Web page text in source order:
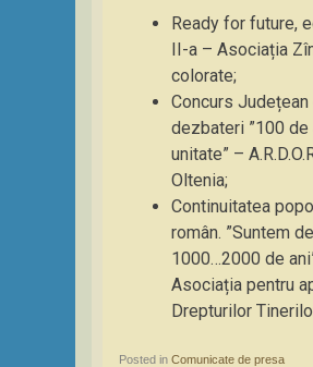
Ready for future,
II-a – Asociația
colorate;
Concurs Județean
dezbateri ”100 de
unitate” –
Oltenia;
Continuitatea
român. ”Suntem
1000…2000 de
Asociația pentru
Drepturilor
Posted in Comunicate de presa